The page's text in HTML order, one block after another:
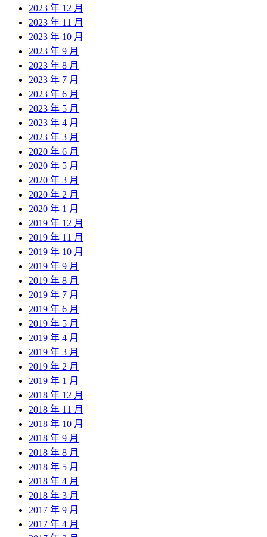
2023 年 12 月
2023 年 11 月
2023 年 10 月
2023 年 9 月
2023 年 8 月
2023 年 7 月
2023 年 6 月
2023 年 5 月
2023 年 4 月
2023 年 3 月
2020 年 6 月
2020 年 5 月
2020 年 3 月
2020 年 2 月
2020 年 1 月
2019 年 12 月
2019 年 11 月
2019 年 10 月
2019 年 9 月
2019 年 8 月
2019 年 7 月
2019 年 6 月
2019 年 5 月
2019 年 4 月
2019 年 3 月
2019 年 2 月
2019 年 1 月
2018 年 12 月
2018 年 11 月
2018 年 10 月
2018 年 9 月
2018 年 8 月
2018 年 5 月
2018 年 4 月
2018 年 3 月
2017 年 9 月
2017 年 4 月